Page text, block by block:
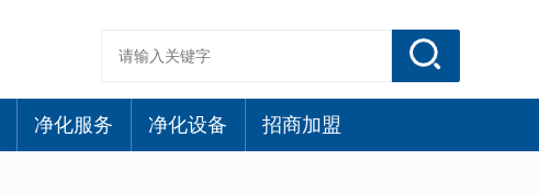
净化服务 净化设备 招商加盟